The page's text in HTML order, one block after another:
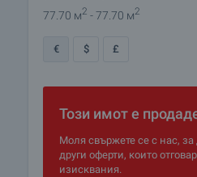
77.70 м2 - 77.70 м2
€ $ £
Този имот е
Моля свържете се с нас,
други оферти, които
изисквания.